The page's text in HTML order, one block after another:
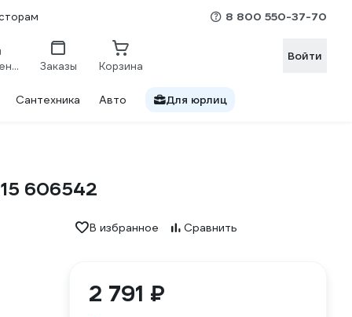
8 800 550-37-70
Сравнение Заказы Корзина
Войти
Сантехника Авто Для юрлиц
606542
В избранное Сравнить
2 791 ₽